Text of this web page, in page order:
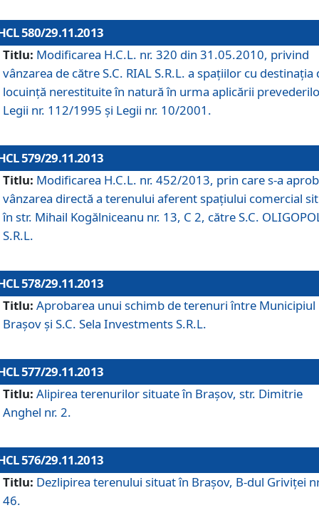
580/29.11.2013
Titlu: Modificarea H.C.L. nr. 320 din 31.05.2010, privind
vânzarea de către S.C. RIAL S.R.L. a spaţiilor cu destinaţia
locuinţă nerestituite în natură în urma aplicării
Legii nr. 112/1995 şi Legii nr. 10/2001.
579/29.11.2013
Titlu: Modificarea H.C.L. nr. 452/2013, prin care s-a
vânzarea directă a terenului aferent spaţiului comercial
în str. Mihail Kogălniceanu nr. 13, C 2, către S.C.
S.R.L.
578/29.11.2013
Titlu: Aprobarea unui schimb de terenuri între Municipiul
Braşov şi S.C. Sela Investments S.R.L.
577/29.11.2013
Titlu: Alipirea terenurilor situate în Braşov, str. Dimitrie
Anghel nr. 2.
576/29.11.2013
Titlu: Dezlipirea terenului situat în Braşov, B-dul Griviţei
46.